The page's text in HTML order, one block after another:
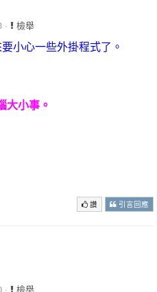
· 檢舉
小心一些外掛程式了。
大小事。
讚 引言回應
· 檢舉